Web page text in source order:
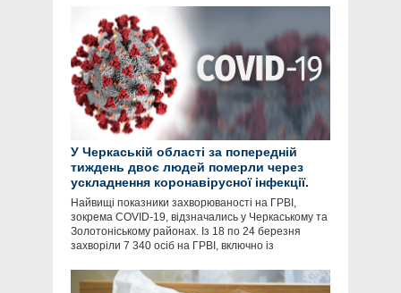
У Черкаській області за попередній
тиждень двоє людей померли через
ускладнення коронавірусної інфекції.
Найвищі показники захворюваності на ГРВІ,
зокрема COVID-19, відзначались у Черкаському та
Золотоніському районах. Із 18 по 24 березня
захворіли 7 340 осіб на ГРВІ, включно із